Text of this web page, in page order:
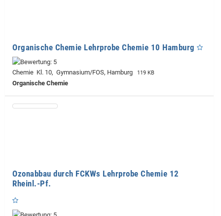
Organische Chemie Lehrprobe Chemie 10 Hamburg
Chemie Kl. 10, Gymnasium/FOS, Hamburg 119 KB
Organische Chemie
Ozonabbau durch FCKWs Lehrprobe Chemie 12
Rheinl.-Pf.